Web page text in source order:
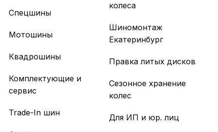
Спецшины
Мотошины
Квадрошины
Комплектующие и
сервис
Trade-In шин
колеса
Шиномонтаж
Екатеринбург
Правка литых дисков
Сезонное хранение
колес
Для ИП и юр. лиц